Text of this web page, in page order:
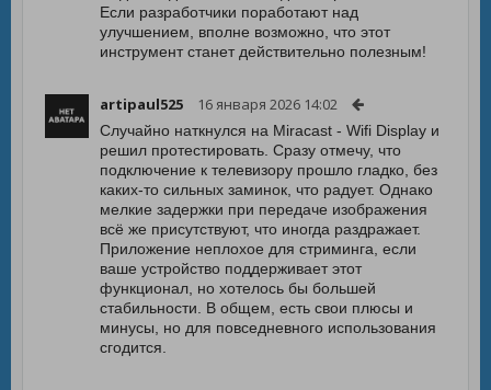
Если разработчики поработают над
улучшением, вполне возможно, что этот
инструмент станет действительно полезным!
artipaul525 16 января 2026 14:02
Случайно наткнулся на Miracast - Wifi Display и
решил протестировать. Сразу отмечу, что
подключение к телевизору прошло гладко, без
каких-то сильных заминок, что радует. Однако
мелкие задержки при передаче изображения
всё же присутствуют, что иногда раздражает.
Приложение неплохое для стриминга, если
ваше устройство поддерживает этот
функционал, но хотелось бы большей
стабильности. В общем, есть свои плюсы и
минусы, но для повседневного использования
сгодится.